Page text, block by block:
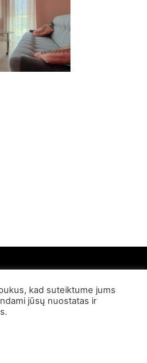
Visos teisės saugomos
kad suteiktume jums
jūsų nuostatas ir